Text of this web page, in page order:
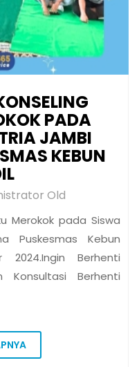
PADA
JAMBI
KEBUN
Old
Merokok pada Siswa
Puskesmas Kebun
2024.Ingin Berhenti
Konsultasi Berhenti